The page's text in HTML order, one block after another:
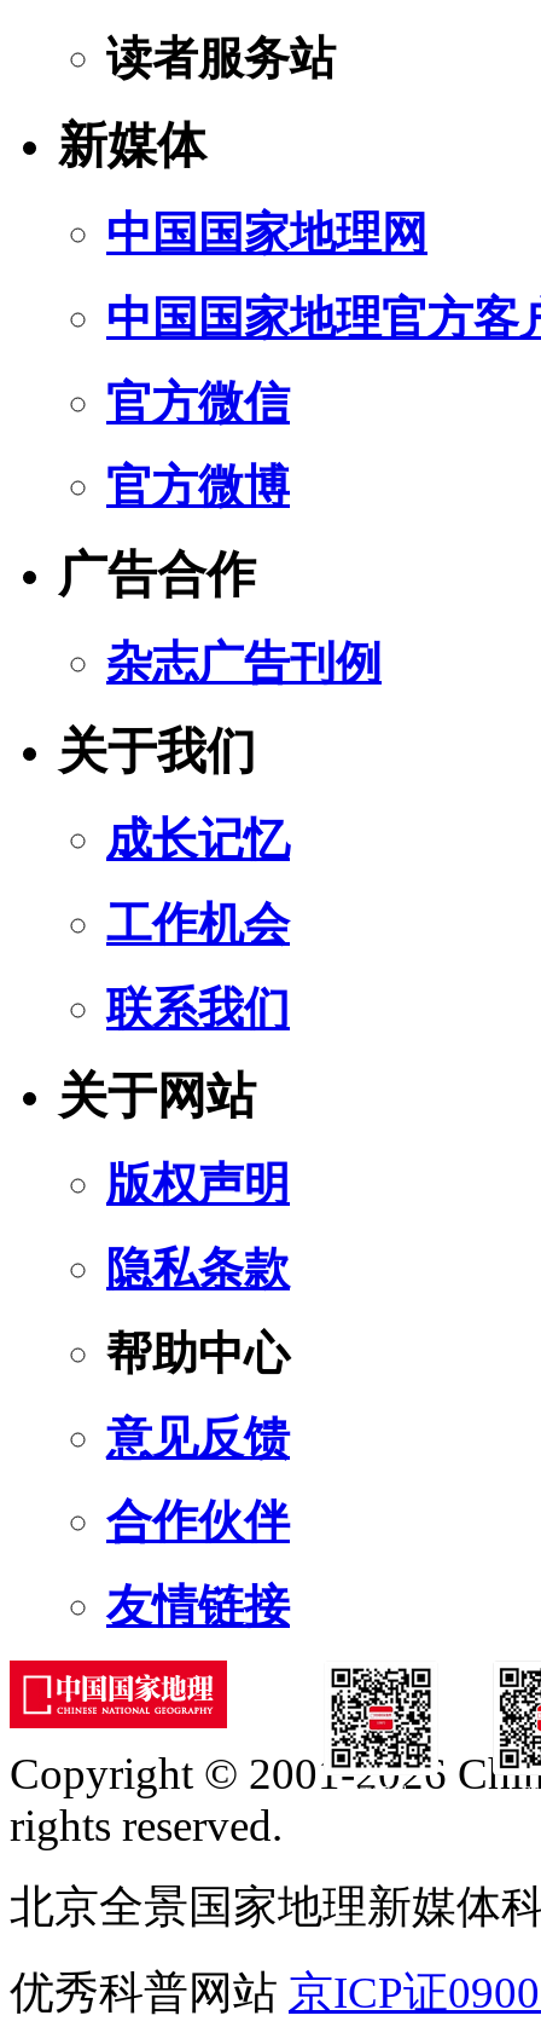
读者服务站
新媒体
中国国家地理网
中国国家地理官方客
官方微信
官方微博
广告合作
杂志广告刊例
关于我们
成长记忆
工作机会
联系我们
关于网站
版权声明
隐私条款
帮助中心
意见反馈
合作伙伴
友情链接
订阅号
Copyright © 2001-2026
rights reserved.
北京全景国家地理新媒体
优秀科普网站 京ICP证